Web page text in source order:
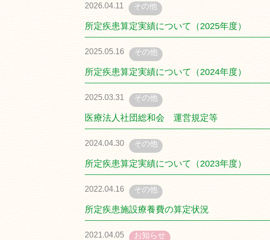
2026.04.11 その他
所定疾患算定実績について（2025年度）
2025.05.16 その他
所定疾患算定実績について（2024年度）
2025.03.31 その他
医療法人社団総和会 運営規定等
2024.04.30 その他
所定疾患算定実績について（2023年度）
2022.04.16 その他
所定疾患施設療養費の算定状況
2021.04.05 お知らせ